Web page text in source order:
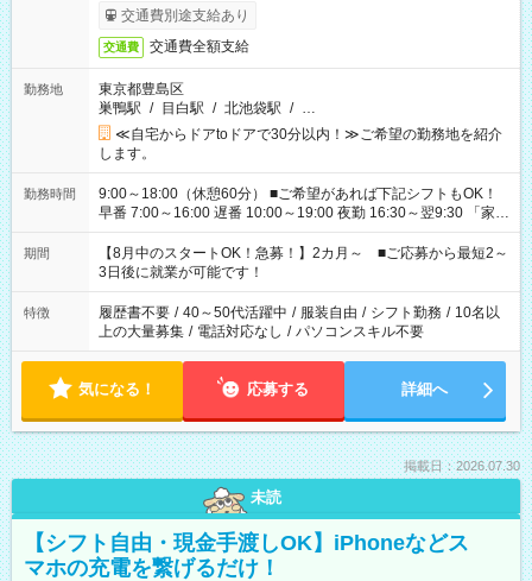
交通費別途支給あり
交通費 交通費全額支給
勤務地
東京都豊島区
巣鴨駅 / 目白駅 / 北池袋駅 / …
≪自宅からドアtoドアで30分以内！≫ご希望の勤務地を紹介
します。
勤務時間
9:00～18:00（休憩60分） ■ご希望があれば下記シフトもOK！
早番 7:00～16:00 遅番 10:00～19:00 夜勤 16:30～翌9:30 「家族
と休みを合わせたい」 「余裕を持って夕飯の準備がしたい」
「できれば残業はしたくない」 など、ご希望を教えてください
ね。 ※Wワーク希望の方へ 今ご覧のお仕事で希望する勤務時間
と、もう1つのお仕事の勤務時間。 合計で週40時間を超える場
合は応募できません。
期間
【8月中のスタートOK！急募！】2カ月～ ■ご応募から最短2～
3日後に就業が可能です！
特徴 履歴書不要 / 40～50代活躍中 / 服装自由 / シフト勤務 / 10名以
上の大量募集 / 電話対応なし / パソコンスキル不要
気になる！ 応募する 詳細へ
掲載日：2026.07.30
未読
【シフト自由・現金手渡しOK】iPhoneなどス
マホの充電を繋げるだけ！